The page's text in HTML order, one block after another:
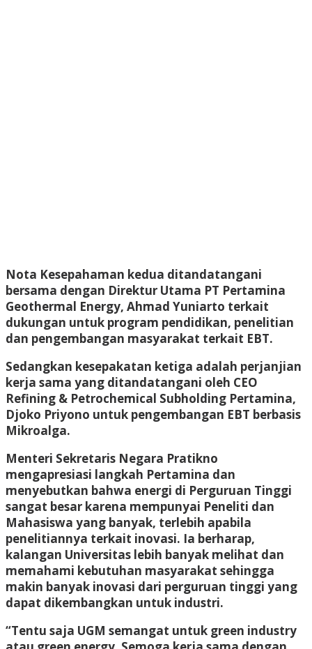
Nota Kesepahaman kedua ditandatangani
bersama dengan Direktur Utama PT Pertamina
Geothermal Energy, Ahmad Yuniarto terkait
dukungan untuk program pendidikan, penelitian
dan pengembangan masyarakat terkait EBT.
Sedangkan kesepakatan ketiga adalah perjanjian
kerja sama yang ditandatangani oleh CEO
Refining & Petrochemical Subholding Pertamina,
Djoko Priyono untuk pengembangan EBT berbasis
Mikroalga.
Menteri Sekretaris Negara Pratikno
mengapresiasi langkah Pertamina dan
menyebutkan bahwa energi di Perguruan Tinggi
sangat besar karena mempunyai Peneliti dan
Mahasiswa yang banyak, terlebih apabila
penelitiannya terkait inovasi. Ia berharap,
kalangan Universitas lebih banyak melihat dan
memahami kebutuhan masyarakat sehingga
makin banyak inovasi dari perguruan tinggi yang
dapat dikembangkan untuk industri.
“Tentu saja UGM semangat untuk green industry